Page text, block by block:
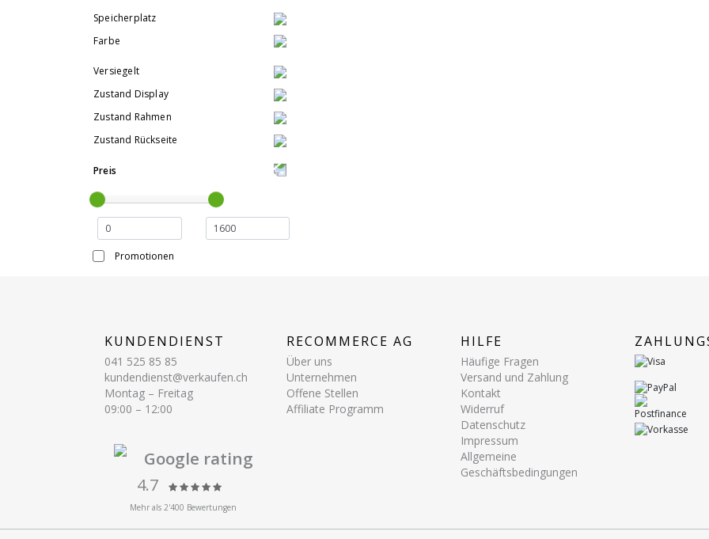
Speicherplatz
Farbe
Versiegelt
Zustand Display
Zustand Rahmen
Zustand Rückseite
Preis
Promotionen
KUNDENDIENST
041 525 85 85
kundendienst@verkaufen.ch
Montag – Freitag
09:00 – 12:00
Google rating
4.7
Mehr als 2'400 Bewertungen
RECOMMERCE AG
Über uns
Unternehmen
Offene Stellen
Affiliate Programm
HILFE
Häufige Fragen
Versand und Zahlung
Kontakt
Widerruf
Datenschutz
Impressum
Allgemeine
Geschäftsbedingungen